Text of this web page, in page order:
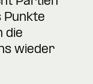
Punkte
die
wieder